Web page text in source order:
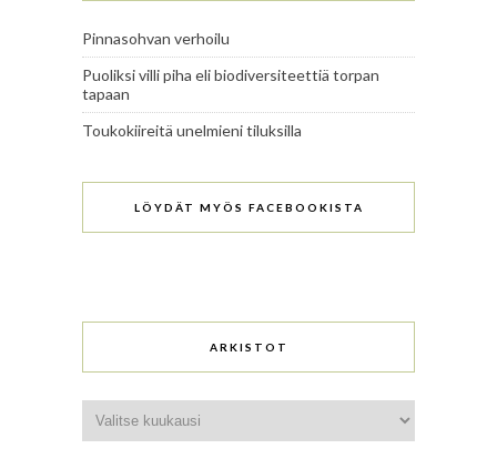
Pinnasohvan verhoilu
Puoliksi villi piha eli biodiversiteettiä torpan
tapaan
Toukokiireitä unelmieni tiluksilla
LÖYDÄT MYÖS FACEBOOKISTA
ARKISTOT